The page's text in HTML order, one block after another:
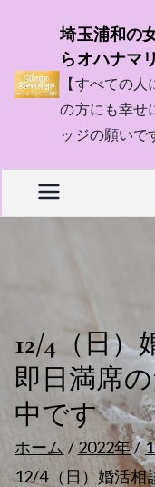
プ
埼玉浦和の
らオハナマ
【すべての
の方にも幸せ
ッジの願いで
12/4（日）
即日満席
中です
ホーム 2022年
12/4（日）婚活相